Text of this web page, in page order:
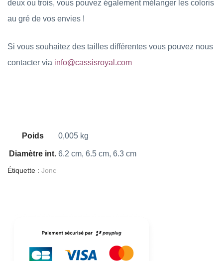
deux ou trois, vous pouvez également mélanger les coloris
au gré de vos envies !
Si vous souhaitez des tailles différentes vous pouvez nous
contacter via info@cassisroyal.com
Poids 0,005 kg
Diamètre int. 6.2 cm, 6.5 cm, 6.3 cm
Étiquette : Jonc